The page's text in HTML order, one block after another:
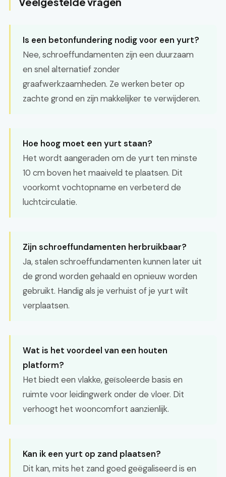
Is een betonfundering nodig voor een yurt?
Nee, schroeffundamenten zijn een duurzaam
en snel alternatief zonder
graafwerkzaamheden. Ze werken beter op
zachte grond en zijn makkelijker te verwijderen.
Hoe hoog moet een yurt staan?
Het wordt aangeraden om de yurt ten minste
10 cm boven het maaiveld te plaatsen. Dit
voorkomt vochtopname en verbeterd de
luchtcirculatie.
Zijn schroeffundamenten herbruikbaar?
Ja, stalen schroeffundamenten kunnen later uit
de grond worden gehaald en opnieuw worden
gebruikt. Handig als je verhuist of je yurt wilt
verplaatsen.
Wat is het voordeel van een houten
platform?
Het biedt een vlakke, geïsoleerde basis en
ruimte voor leidingwerk onder de vloer. Dit
verhoogt het wooncomfort aanzienlijk.
Kan ik een yurt op zand plaatsen?
Dit kan, mits het zand goed geëgaliseerd is en